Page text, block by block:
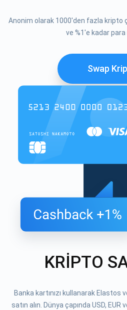
Anonim olarak 1000'den fazla kripto
ve %1'e kadar para
Swap
KRİPTO
Banka kartınızı kullanarak Elastos
satın alın. Dünya çapında USD,